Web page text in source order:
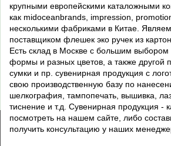
крупными европейскими каталожными
как midoceanbrands, impression,
несколькими фабриками в Китае.
поставщиком флешек эко ручек из
Есть склад в Москве с большим
формы и разных цветов, а также другой
сумки и пр. сувенирная продукция с
свою производственную базу по
шелкография, тампопечать, вышивка,
тиснение и т.д. Сувенирная продукция -
посмотреть на нашем сайте, либо
получить консультацию у наших